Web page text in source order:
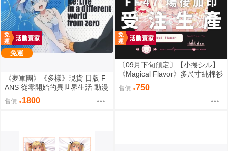
免運
《夢軍團》《多樣》現貨 日版 F
ANS 從零開始的異世界生活 動漫
桌墊 卡墊 雷姆
售價 1800
〔09月下旬預定〕【小捲シル】
《Magical Flavor》多尺寸純棉衫
⬢黑市兔－星球蛋糕捲☆ (parod
y: maimai マイマイ) FF47
售價 750